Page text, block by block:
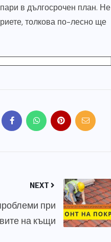
в дългосрочен план. Не
толкова по-лесно ще
NEXT
при
на къщи
19, 2026